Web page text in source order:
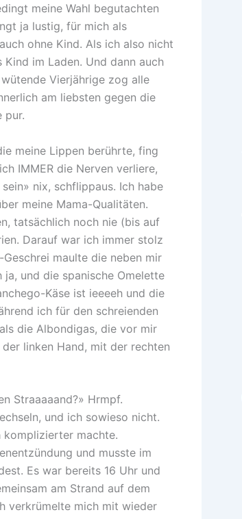
meine Wahl begutachten
ja lustig, für mich als
ohne Kind. Als ich also nicht
im Laden. Und dann auch
Vierjährige zog alle
am liebsten gegen die
pur.
meine Lippen berührte, fing
IMMER die Nerven verliere,
nix, schflippaus. Ich habe
meine Mama-Qualitäten.
tatsächlich noch nie (bis auf
Darauf war ich immer stolz
maulte die neben mir
und die spanische Omelette
Käse ist ieeeeh und die
ich für den schreienden
die Albondigas, die vor mir
linken Hand, mit der rechten
Straaaaand?» Hrmpf.
und ich sowieso nicht.
komplizierter machte.
und musste im
Es war bereits 16 Uhr und
am Strand auf dem
verkrümelte mich mit wieder